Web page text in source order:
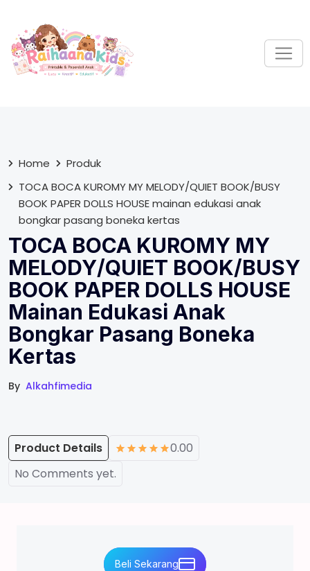
Home
Produk
TOCA BOCA KUROMY MY MELODY/QUIET BOOK/BUSY
BOOK PAPER DOLLS HOUSE mainan edukasi anak
bongkar pasang boneka kertas
TOCA BOCA KUROMY MY
MELODY/QUIET BOOK/BUSY
BOOK PAPER DOLLS HOUSE
Mainan Edukasi Anak
Bongkar Pasang Boneka
Kertas
By Alkahfimedia
Product Details
0.00
No Comments yet.
Beli Sekarang